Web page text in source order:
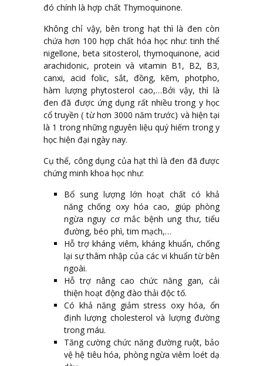
đó chính là hợp chất Thymoquinone.
Không chỉ vậy, bên trong hạt thì là đen còn
chứa hơn 100 hợp chất hóa học như: tinh thể
nigellone, beta sitosterol, thymoquinone, acid
arachidonic, protein và vitamin B1, B2, B3,
canxi, acid folic, sắt, đồng, kẽm, photpho,
hàm lượng phytosterol cao,…Bởi vậy, thì là
đen đã được ứng dụng rất nhiều trong y học
cổ truyền ( từ hơn 3000 năm trước) và hiện tại
là 1 trong những nguyên liệu quý hiếm trong y
học hiện đại ngày nay.
Cụ thể, công dụng của hạt thì là đen đã được
chứng minh khoa học như:
Bổ sung lượng lớn hoạt chất có khả
năng chống oxy hóa cao, giúp phòng
ngừa nguy cơ mắc bệnh ung thư, tiểu
đường, béo phì, tim mạch,…
Hỗ trợ kháng viêm, kháng khuẩn, chống
lại sự thâm nhập của các vi khuẩn từ bên
ngoài.
Hỗ trợ nâng cao chức năng gan, cải
thiện hoạt động đào thải độc tố.
Có khả năng giảm stress oxy hóa, ổn
định lượng cholesterol và lượng đường
trong máu.
Tăng cường chức năng đường ruột, bảo
vệ hệ tiêu hóa, phòng ngừa viêm loét dạ